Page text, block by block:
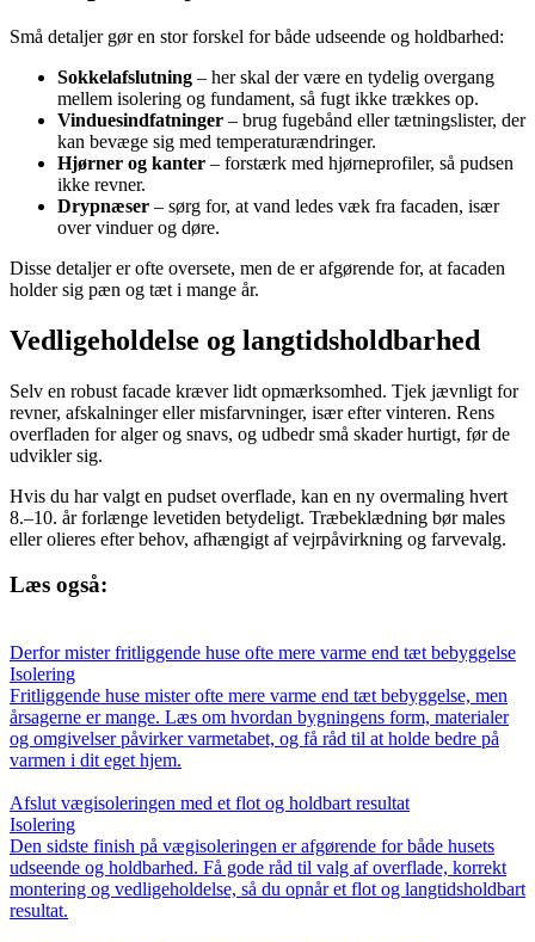
Små detaljer gør en stor forskel for både udseende og holdbarhed:
Sokkelafslutning – her skal der være en tydelig overgang
mellem isolering og fundament, så fugt ikke trækkes op.
Vinduesindfatninger – brug fugebånd eller tætningslister, der
kan bevæge sig med temperaturændringer.
Hjørner og kanter – forstærk med hjørneprofiler, så pudsen
ikke revner.
Drypnæser – sørg for, at vand ledes væk fra facaden, især
over vinduer og døre.
Disse detaljer er ofte oversete, men de er afgørende for, at facaden
holder sig pæn og tæt i mange år.
Vedligeholdelse og langtidsholdbarhed
Selv en robust facade kræver lidt opmærksomhed. Tjek jævnligt for
revner, afskalninger eller misfarvninger, især efter vinteren. Rens
overfladen for alger og snavs, og udbedr små skader hurtigt, før de
udvikler sig.
Hvis du har valgt en pudset overflade, kan en ny overmaling hvert
8.–10. år forlænge levetiden betydeligt. Træbeklædning bør males
eller olieres efter behov, afhængigt af vejrpåvirkning og farvevalg.
Læs også:
Derfor mister fritliggende huse ofte mere varme end tæt bebyggelse
Isolering
Fritliggende huse mister ofte mere varme end tæt bebyggelse, men
årsagerne er mange. Læs om hvordan bygningens form, materialer
og omgivelser påvirker varmetabet, og få råd til at holde bedre på
varmen i dit eget hjem.
Afslut vægisoleringen med et flot og holdbart resultat
Isolering
Den sidste finish på vægisoleringen er afgørende for både husets
udseende og holdbarhed. Få gode råd til valg af overflade, korrekt
montering og vedligeholdelse, så du opnår et flot og langtidsholdbart
resultat.